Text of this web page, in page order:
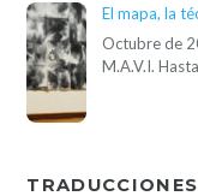
El mapa, la
Octubre de
M.A.V.I.
TRADUCCIONES